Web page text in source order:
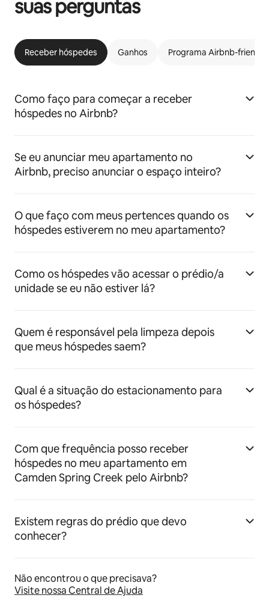
suas perguntas
Receber hóspedes Ganhos Programa Airbnb-friendly
Como faço para começar a receber
hóspedes no Airbnb?
Se eu anunciar meu apartamento no
Airbnb, preciso anunciar o espaço inteiro?
O que faço com meus pertences quando os
hóspedes estiverem no meu apartamento?
Como os hóspedes vão acessar o prédio/a
unidade se eu não estiver lá?
Quem é responsável pela limpeza depois
que meus hóspedes saem?
Qual é a situação do estacionamento para
os hóspedes?
Com que frequência posso receber
hóspedes no meu apartamento em
Camden Spring Creek pelo Airbnb?
Existem regras do prédio que devo
conhecer?
Não encontrou o que precisava?
Visite nossa Central de Ajuda